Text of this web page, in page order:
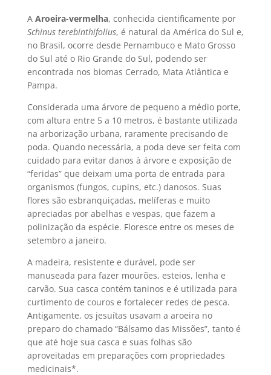
A Aroeira-vermelha, conhecida cientificamente por
Schinus terebinthifolius, é natural da América do Sul e,
no Brasil, ocorre desde Pernambuco e Mato Grosso
do Sul até o Rio Grande do Sul, podendo ser
encontrada nos biomas Cerrado, Mata Atlântica e
Pampa.
Considerada uma árvore de pequeno a médio porte,
com altura entre 5 a 10 metros, é bastante utilizada
na arborização urbana, raramente precisando de
poda. Quando necessária, a poda deve ser feita com
cuidado para evitar danos à árvore e exposição de
“feridas” que deixam uma porta de entrada para
organismos (fungos, cupins, etc.) danosos. Suas
flores são esbranquiçadas, melíferas e muito
apreciadas por abelhas e vespas, que fazem a
polinização da espécie. Floresce entre os meses de
setembro a janeiro.
A madeira, resistente e durável, pode ser
manuseada para fazer mourões, esteios, lenha e
carvão. Sua casca contém taninos e é utilizada para
curtimento de couros e fortalecer redes de pesca.
Antigamente, os jesuítas usavam a aroeira no
preparo do chamado “Bálsamo das Missões”, tanto é
que até hoje sua casca e suas folhas são
aproveitadas em preparações com propriedades
medicinais*.